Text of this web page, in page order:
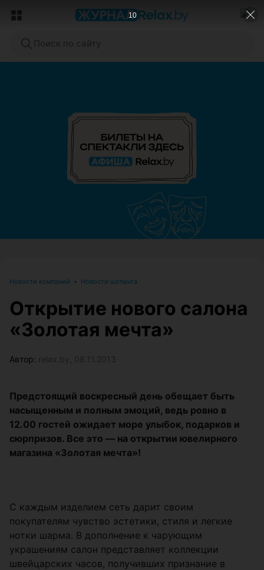
ЭФФЕКТИВНАЯ РЕКЛАМА НА САЙТЕ
Новости компаний • Новости шопинга
Открытие нового салона
«Золотая мечта»
Автор:
Предстоящий воскресный день обещает быть
насыщенным и полным эмоций, ведь ровно в
12.00 гостей ожидает море улыбок, подарков и
сюрпризов. Все это — на открытии ювелирного
магазина «Золотая мечта»!
С каждым изделием сеть дарит своим
покупателям чувство эстетики, стиля и легкие
нотки шарма. В дополнение к чарующим
украшениям салон представляет коллекции
швейцарских часов, получивших признание в
8